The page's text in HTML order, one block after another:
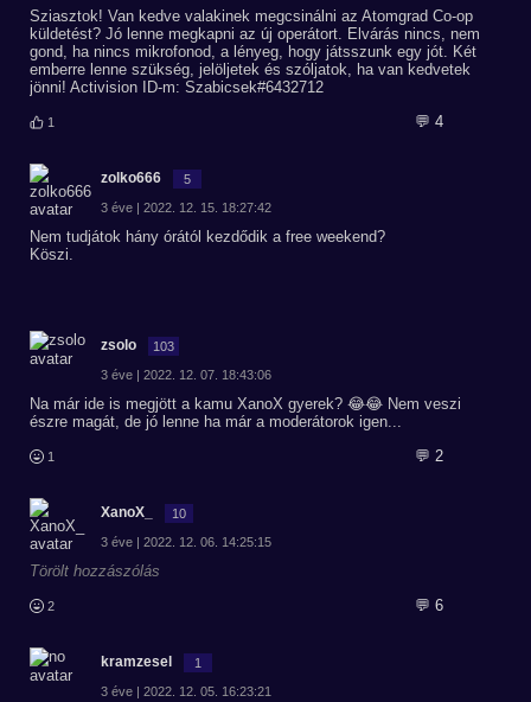
Sziasztok! Van kedve valakinek megcsinálni az Atomgrad Co-op
küldetést? Jó lenne megkapni az új operátort. Elvárás nincs, nem
gond, ha nincs mikrofonod, a lényeg, hogy játsszunk egy jót. Két
emberre lenne szükség, jelöljetek és szóljatok, ha van kedvetek
jönni! Activision ID-m: Szabicsek#6432712
1 💬 4
zolko666 5
3 éve | 2022. 12. 15. 18:27:42
Nem tudjátok hány órától kezdődik a free weekend?
Köszi.
zsolo 103
3 éve | 2022. 12. 07. 18:43:06
Na már ide is megjött a kamu XanoX gyerek? 😂😂 Nem veszi
észre magát, de jó lenne ha már a moderátorok igen...
1 💬 2
XanoX_ 10
3 éve | 2022. 12. 06. 14:25:15
Törölt hozzászólás
2 💬 6
kramzesel 1
3 éve | 2022. 12. 05. 16:23:21